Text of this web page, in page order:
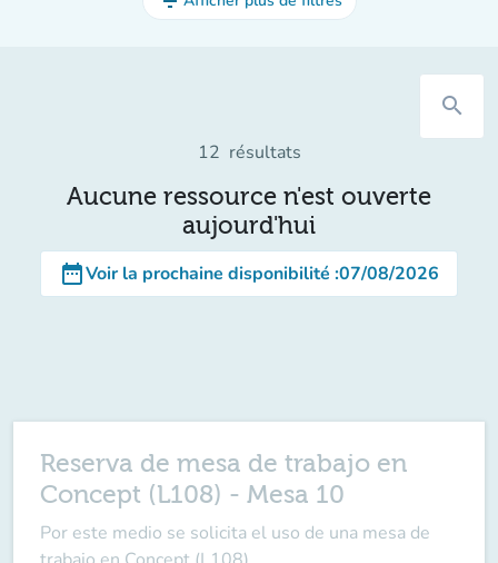
search
12 résultats
Aucune ressource n'est ouverte
aujourd'hui
date_rangeVoir la prochaine disponibilité :07/08/2026
Reserva de mesa de trabajo en
Concept (L108) - Mesa 10
Por este medio se solicita el uso de una mesa de